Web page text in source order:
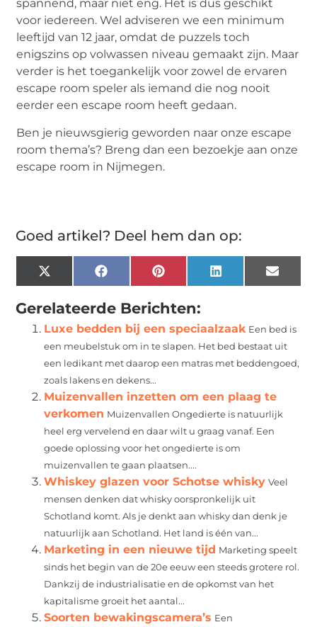
spannend, maar niet eng. Het is dus geschikt
voor iedereen. Wel adviseren we een minimum
leeftijd van 12 jaar, omdat de puzzels toch
enigszins op volwassen niveau gemaakt zijn. Maar
verder is het toegankelijk voor zowel de ervaren
escape room speler als iemand die nog nooit
eerder een escape room heeft gedaan.
Ben je nieuwsgierig geworden naar onze escape
room thema’s? Breng dan een bezoekje aan onze
escape room in Nijmegen.
Goed artikel? Deel hem dan op:
X
(Twitter)
FacebookPinterest LinkedIn Email
Gerelateerde Berichten:
Luxe bedden bij een speciaalzaak Een bed is
een meubelstuk om in te slapen. Het bed bestaat uit
een ledikant met daarop een matras met beddengoed,
zoals lakens en dekens...
Muizenvallen inzetten om een plaag te
verkomen Muizenvallen Ongedierte is natuurlijk
heel erg vervelend en daar wilt u graag vanaf. Een
goede oplossing voor het ongedierte is om
muizenvallen te gaan plaatsen....
Whiskey glazen voor Schotse whisky Veel
mensen denken dat whisky oorspronkelijk uit
Schotland komt. Als je denkt aan whisky dan denk je
natuurlijk aan Schotland. Het land is één van...
Marketing in een nieuwe tijd Marketing speelt
sinds het begin van de 20e eeuw een steeds grotere rol.
Dankzij de industrialisatie en de opkomst van het
kapitalisme groeit het aantal...
Soorten bewakingscamera’s Een